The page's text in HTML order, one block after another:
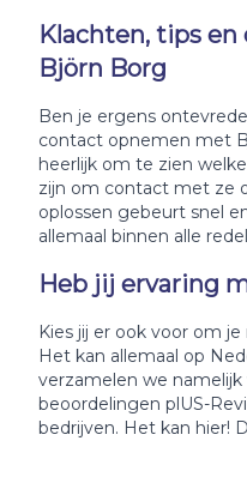
Klachten, tips
Björn Borg
Ben je ergens
contact opnemen met
heerlijk om te zien
zijn om contact met ze
oplossen gebeurt snel
allemaal binnen alle
Heb jij ervaring
Kies jij er ook voor om
Het kan allemaal op
verzamelen we
beoordelingen plUS-
bedrijven. Het kan hier!